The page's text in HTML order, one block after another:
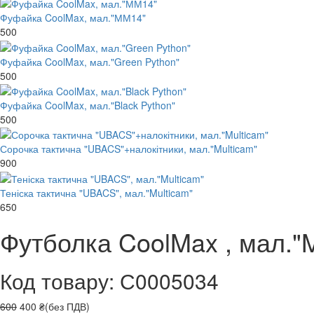
Фуфайка CoolMax, мал."ММ14"
500
Фуфайка CoolMax, мал."Green Python"
500
Фуфайка CoolMax, мал."Black Python"
500
Сорочка тактична "UBACS"+налокітники, мал."Multicam"
900
Теніска тактична "UBACS", мал."Multicam"
650
Футболка CoolMax ,
Код товару: С0005034
600 400 ₴(без ПДВ)